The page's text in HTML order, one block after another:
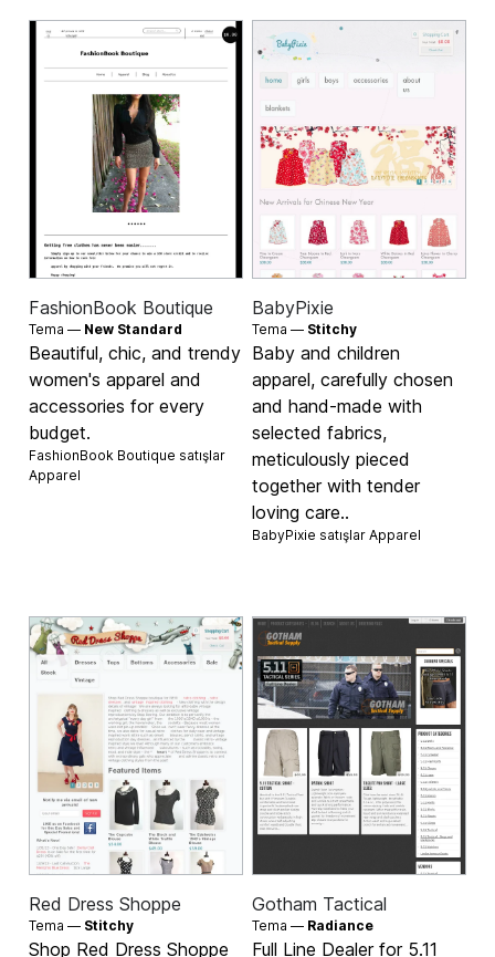
FashionBook Boutique
Tema — New Standard
Beautiful, chic, and trendy
women's apparel and
accessories for every
budget.
FashionBook Boutique satışlar
Apparel
BabyPixie
Tema — Stitchy
Baby and children
apparel, carefully chosen
and hand-made with
selected fabrics,
meticulously pieced
together with tender
loving care..
BabyPixie satışlar Apparel
Red Dress Shoppe
Tema — Stitchy
Shop Red Dress Shoppe
Gotham Tactical
Tema — Radiance
Full Line Dealer for 5.11